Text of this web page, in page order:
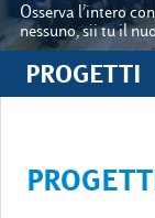
Faculty &
News & Eventi
Osserva l’intero
nessuno, sii tu il
PROGETTI